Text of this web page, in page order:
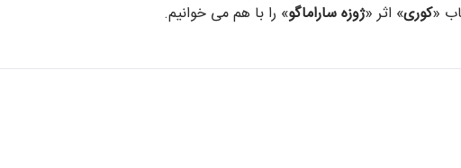
«کوری» اثر «ژوزه ساراماگو» را با هم می خوانیم.